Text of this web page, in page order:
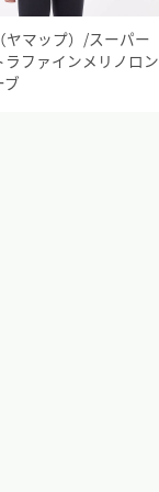
ヤマップ）/スーパー
ラファインメリノロン
ブ